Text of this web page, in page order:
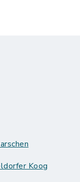
Koog